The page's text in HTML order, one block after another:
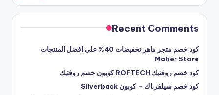
Recent Comments
كود خصم متجر ماهر تخفيضات 40% على افضل المنتجات
Maher Store
كود خصم روفتيك ROFTECH كوبون خصم روفتيك
كود خصم سيلفرباك – كوبون Silverback